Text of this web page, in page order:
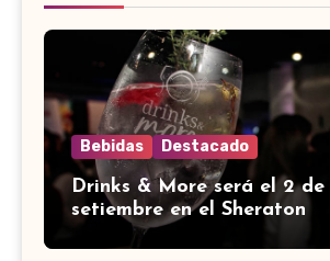
Bebidas Destacado
Drinks & More será el 2 de
setiembre en el Sheraton